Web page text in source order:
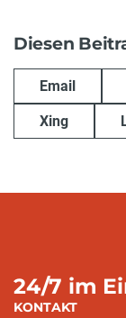
Diesen
Email
Xing
24/7 im
KONTAKT